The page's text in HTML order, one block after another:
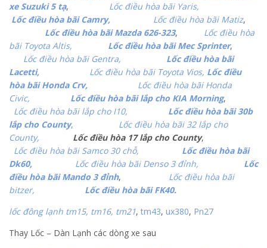
xe Suzuki 5 tạ, Lốc điều hòa bãi Yaris,
Lốc điều hòa bãi Camry,
Lốc điều hòa bãi Matiz,
Lốc điều hòa bãi Mazda 626-323, Lốc điều hòa
bãi Toyota Altis,
Lốc điều hòa bãi Mec Sprinter,
Lốc điều hòa bãi Gentra,
Lốc điều hòa bãi
Lacetti,
Lốc điều hòa bãi Toyota Vios, Lốc điều
hòa bãi Honda Crv,
Lốc điều hòa bãi Honda
Civic,
Lốc điều hòa bãi lắp cho KIA Morning,
Lốc điều hòa bãi lắp cho I10,
Lốc điều hòa bãi 30b
lắp cho County,
Lốc điều hòa bãi 32 lắp cho
County,
Lốc điều hòa 17 lắp cho County,
Lốc điều hòa bãi Samco 30 chỗ,
Lốc điều hòa bãi
Dk60,
Lốc điều hòa bãi Denso 3 đỉnh,
Lốc
điều hòa bãi Mando 3 đỉnh, Lốc điều hòa bãi
bitzer,
Lốc điều hòa bãi FK40.
lốc đông lạnh tm15, tm16, tm21, tm43, ux380, Pn27
Thay Lốc – Dàn Lạnh các dòng xe sau